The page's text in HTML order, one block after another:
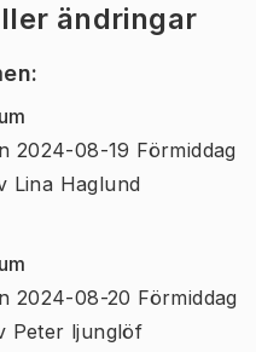
ändringar
:
2024-08-19 Förmiddag
Lina Haglund
2024-08-20 Förmiddag
Peter ljunglöf